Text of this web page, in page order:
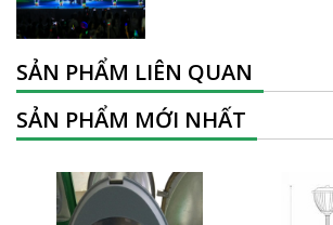
SẢN PHẨM LIÊN QUAN
SẢN PHẨM MỚI NHẤT